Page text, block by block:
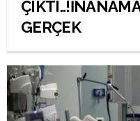
GERÇEK